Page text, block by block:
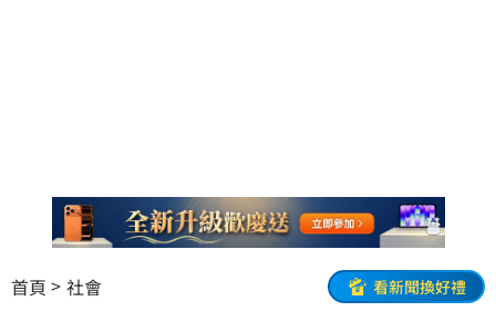
首頁 社會 看新聞換好禮